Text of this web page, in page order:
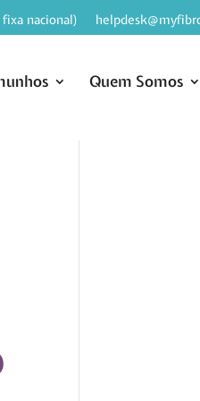
nacional)
Quem Somos